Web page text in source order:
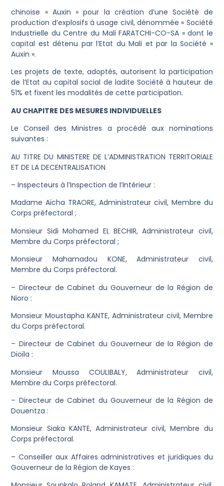
chinoise « Auxin » pour la création d’une Société de
production d’explosifs à usage civil, dénommée « Société
Industrielle du Centre du Mali FARATCHI-CO-SA » dont le
capital est détenu par l’Etat du Mali et par la Société «
Auxin ».
Les projets de texte, adoptés, autorisent la participation
de l’Etat au capital social de ladite Société à hauteur de
51% et fixent les modalités de cette participation.
AU CHAPITRE DES MESURES INDIVIDUELLES
Le Conseil des Ministres a procédé aux nominations
suivantes :
AU TITRE DU MINISTERE DE L’ADMINISTRATION TERRITORIALE
ET DE LA DECENTRALISATION
– Inspecteurs à l’Inspection de l’Intérieur :
Madame Aïcha TRAORE, Administrateur civil, Membre du
Corps préfectoral ;
Monsieur Sidi Mohamed EL BECHIR, Administrateur civil,
Membre du Corps préfectoral ;
Monsieur Mahamadou KONE, Administrateur civil,
Membre du Corps préfectoral.
– Directeur de Cabinet du Gouverneur de la Région de
Nioro :
Monsieur Moustapha KANTE, Administrateur civil, Membre
du Corps préfectoral.
– Directeur de Cabinet du Gouverneur de la Région de
Dioïla :
Monsieur Moussa COULIBALY, Administrateur civil,
Membre du Corps préfectoral.
– Directeur de Cabinet du Gouverneur de la Région de
Douentza :
Monsieur Siaka KANTE, Administrateur civil, Membre du
Corps préfectoral.
– Conseiller aux Affaires administratives et juridiques du
Gouverneur de la Région de Kayes :